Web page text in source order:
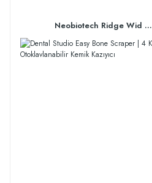
Neobiotech Ridge Wid ...